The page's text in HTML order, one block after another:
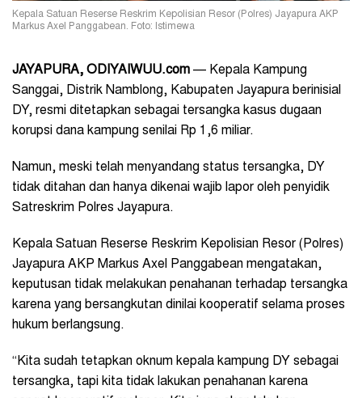
Kepala Satuan Reserse Reskrim Kepolisian Resor (Polres) Jayapura AKP
Markus Axel Panggabean. Foto: Istimewa
JAYAPURA, ODIYAIWUU.com — Kepala Kampung
Sanggai, Distrik Namblong, Kabupaten Jayapura berinisial
DY, resmi ditetapkan sebagai tersangka kasus dugaan
korupsi dana kampung senilai Rp 1,6 miliar.
Namun, meski telah menyandang status tersangka, DY
tidak ditahan dan hanya dikenai wajib lapor oleh penyidik
Satreskrim Polres Jayapura.
Kepala Satuan Reserse Reskrim Kepolisian Resor (Polres)
Jayapura AKP Markus Axel Panggabean mengatakan,
keputusan tidak melakukan penahanan terhadap tersangka
karena yang bersangkutan dinilai kooperatif selama proses
hukum berlangsung.
“Kita sudah tetapkan oknum kepala kampung DY sebagai
tersangka, tapi kita tidak lakukan penahanan karena